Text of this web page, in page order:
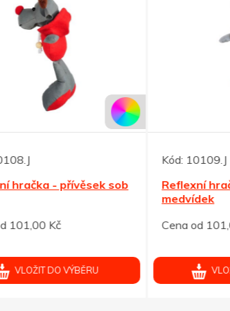
sob
Reflexní hračka - přívěsek
Cena od 101,00 Kč
VLOŽIT DO VÝBĚRU